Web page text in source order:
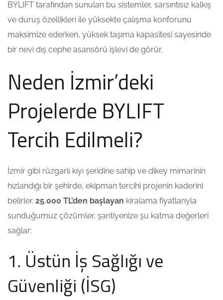
BYLIFT tarafından sunulan bu sistemler, sarsıntısız kalkış
ve duruş özellikleri ile yüksekte çalışma konforunu
maksimize ederken, yüksek taşıma kapasitesi sayesinde
bir nevi dış cephe asansörü işlevi de görür.
Neden İzmir’deki
Projelerde BYLIFT
Tercih Edilmeli?
İzmir gibi rüzgarlı kıyı şeridine sahip ve dikey mimarinin
hızlandığı bir şehirde, ekipman tercihi projenin kaderini
belirler. 25.000 TL’den başlayan kiralama fiyatlarıyla
sunduğumuz çözümler, şantiyenize şu katma değerleri
sağlar:
1. Üstün İş Sağlığı ve
Güvenliği (İSG)